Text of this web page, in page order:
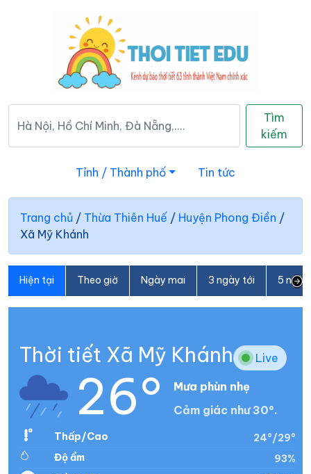
Tìm
kiếm
Tỉnh / Thành phố Tin tức
Trang chủ / Thừa Thiên Huế / Huyện Phong Điền /
Xã Mỹ Khánh
Hiện tại Theo giờ Ngày mai 3 ngày tới 5
Thời tiết Xã Mỹ Khánh Live
26°
Mưa phùn nhẹ
Cảm giác như 30°.
Thấp/Cao
24°/29°
Độ ẩm
93%